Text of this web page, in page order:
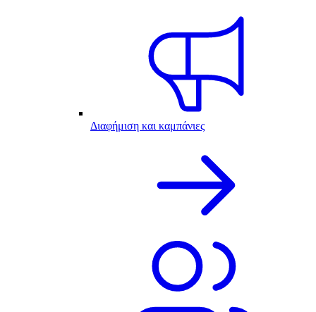
Διαφήμιση και καμπάνιες